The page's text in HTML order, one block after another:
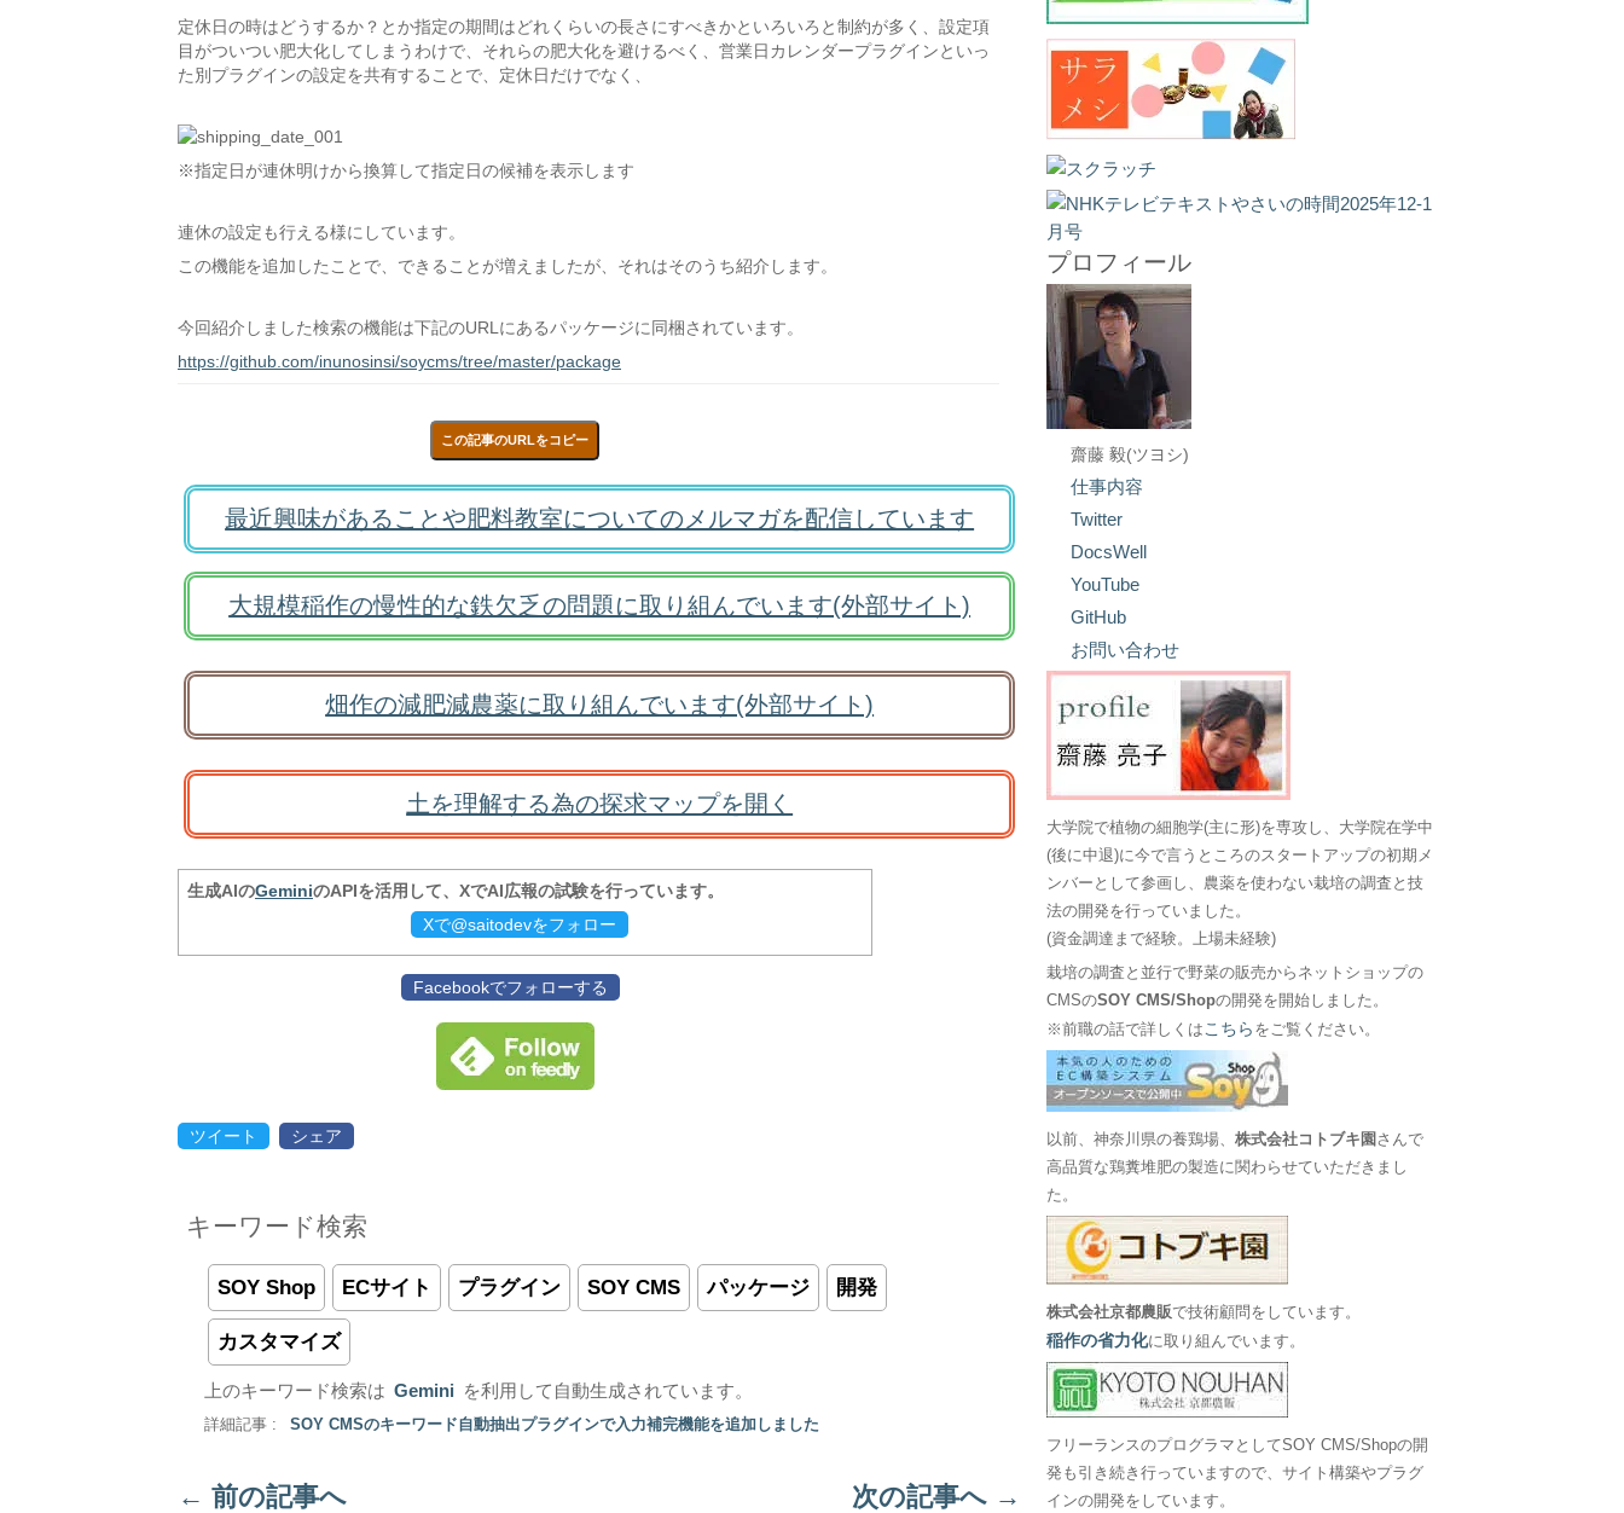
定休日の時はどうするか？とか指定の期間はどれくらいの長さにすべきかといろいろと制約が多く、設定項
目がついつい肥大化してしまうわけで、それらの肥大化を避けるべく、営業日カレンダープラグインといっ
た別プラグインの設定を共有することで、定休日だけでなく、
※指定日が連休明けから換算して指定日の候補を表示します
連休の設定も行える様にしています。
この機能を追加したことで、できることが増えましたが、それはそのうち紹介します。
今回紹介しました検索の機能は下記のURLにあるパッケージに同梱されています。
https://github.com/inunosinsi/soycms/tree/master/package
この記事のURLをコピー
最近興味があることや肥料教室についてのメルマガを配信しています
大規模稲作の慢性的な鉄欠乏の問題に取り組んでいます(外部サイト)
畑作の減肥減農薬に取り組んでいます(外部サイト)
土を理解する為の探求マップを開く
生成AIのGeminiのAPIを活用して、XでAI広報の試験を行っています。
Xで@saitodevをフォロー
Facebookでフォローする
ツイート シェア
キーワード検索
SOY Shop ECサイト プラグイン SOY CMS パッケージ 開発
カスタマイズ
上のキーワード検索は Gemini を利用して自動生成されています。
詳細記事 : SOY CMSのキーワード自動抽出プラグインで入力補完機能を追加しました
← 前の記事へ 次の記事へ →
プロフィール
齋藤 毅(ツヨシ)
仕事内容
Twitter
DocsWell
YouTube
GitHub
お問い合わせ
大学院で植物の細胞学(主に形)を専攻し、大学院在学中
(後に中退)に今で言うところのスタートアップの初期メ
ンバーとして参画し、農薬を使わない栽培の調査と技
法の開発を行っていました。
(資金調達まで経験。上場未経験)
栽培の調査と並行で野菜の販売からネットショップの
CMSのSOY CMS/Shopの開発を開始しました。
※前職の話で詳しくは こちら をご覧ください。
以前、神奈川県の養鶏場、株式会社コトブキ園 さんで
高品質な鶏糞堆肥の製造に関わらせていただきまし
た。
株式会社京都農販で技術顧問をしています。
稲作の省力化に取り組んでいます。
フリーランスのプログラマとしてSOY CMS/Shopの開
発も引き続き行っていますので、サイト構築やプラグ
インの開発をしています。